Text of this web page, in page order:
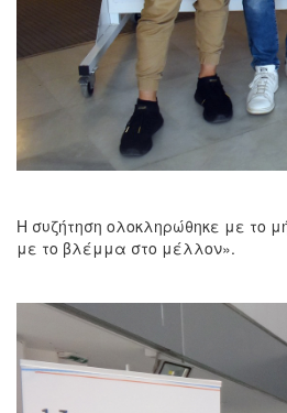
Η συζήτηση ολοκληρώθηκε με το
με το βλέμμα στο μέλλον».